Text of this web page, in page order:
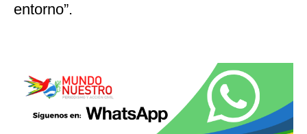
entorno”.